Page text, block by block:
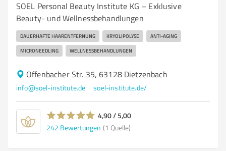
SOEL Personal Beauty Institute KG – Exklusive
Beauty- und Wellnessbehandlungen
DAUERHAFTE HAARENTFERNUNG KRYOLIPOLYSE ANTI-AGING
MICRONEEDLING WELLNESSBEHANDLUNGEN
Offenbacher Str. 35, 63128 Dietzenbach
info@soel-institute.de soel-institute.de/
4,90 / 5,00
242 Bewertungen (1 Quelle)